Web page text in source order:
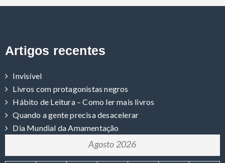
Artigos recentes
Invisível
Livros com protagonistas negros
Hábito de Leitura – Como ler mais livros
Quando a gente precisa desacelerar
Dia Mundial da Amamentação
Agosto 2026